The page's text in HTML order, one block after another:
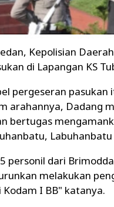
Kepolisian
di Lapangan KS
pergeseran
arahannya, Dadang
bertugas
personil dari
melakukan
I BB" katanya.